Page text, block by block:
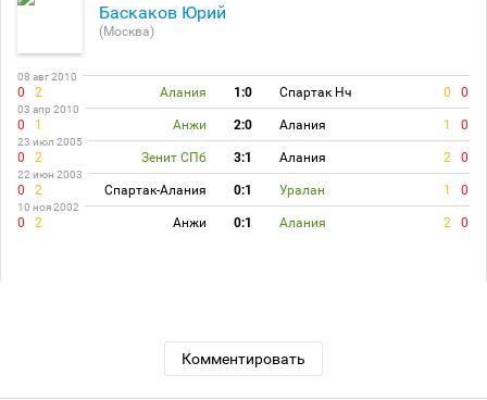
Баскаков Юрий
(Москва)
08 авг 2010
0 2 Алания 1:0 Спартак Нч 0 0
03 апр 2010
0 1 Анжи 2:0 Алания 1 0
23 июл 2005
0 2 Зенит СПб 3:1 Алания 2 0
22 июн 2003
0 2 Спартак-Алания 0:1 Уралан 1 0
10 ноя 2002
0 2 Анжи 0:1 Алания 2 0
Комментировать